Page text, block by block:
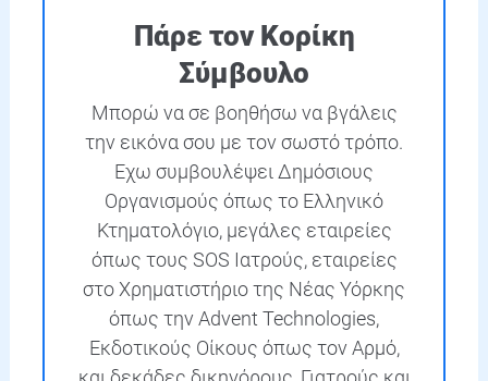
Πάρε τον Κορίκη
Σύμβουλο
Μπορώ να σε βοηθήσω να βγάλεις
την εικόνα σου με τον σωστό τρόπο.
Εχω συμβουλέψει Δημόσιους
Οργανισμούς όπως το Ελληνικό
Κτηματολόγιο, μεγάλες εταιρείες
όπως τους SOS Ιατρούς, εταιρείες
στο Χρηματιστήριο της Νέας Υόρκης
όπως την Advent Technologies,
Εκδοτικούς Οίκους όπως τον Αρμό,